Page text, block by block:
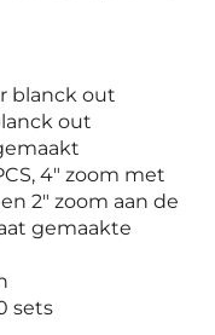
blanck out
out
4" zoom met
2" zoom aan de
gemaakte
sets